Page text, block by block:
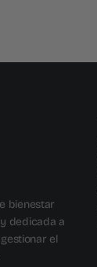
bienestar
dedicada a
el